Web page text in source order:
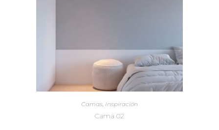
Camas Inspiración
Cama 02